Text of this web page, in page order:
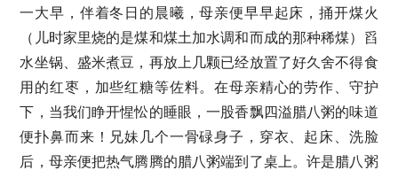
一大早，伴着冬日的晨曦，母亲便早早起床，捅开煤火
（儿时家里烧的是煤和煤土加水调和而成的那种稀煤）舀
水坐锅、盛米煮豆，再放上几颗已经放置了好久舍不得食
用的红枣，加些红糖等佐料。在母亲精心的劳作、守护
下，当我们睁开惺忪的睡眼，一股香飘四溢腊八粥的味道
便扑鼻而来！兄妹几个一骨碌身子，穿衣、起床、洗脸
后，母亲便把热气腾腾的腊八粥端到了桌上。许是腊八粥